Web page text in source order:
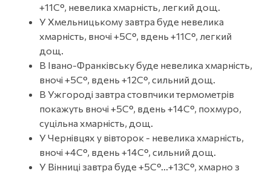
+11С°, невелика хмарність, легкий дощ.
У Хмельницькому завтра буде невелика
хмарність, вночі +5С°, вдень +11С°, легкий
дощ.
В Івано-Франківську буде невелика хмарність,
вночі +5С°, вдень +12С°, сильний дощ.
В Ужгороді завтра стовпчики термометрів
покажуть вночі +5С°, вдень +14С°, похмуро,
суцільна хмарність, дощ.
У Чернівцях у вівторок - невелика хмарність,
вночі +4С°, вдень +14С°, сильний дощ.
У Вінниці завтра буде +5С°...+13С°, хмарно з